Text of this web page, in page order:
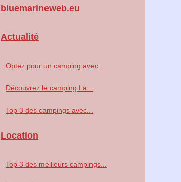
bluemarineweb.eu
Actualité
Optez pour un camping avec...
Découvrez le camping La...
Top 3 des campings avec...
Location
Top 3 des meilleurs campings...